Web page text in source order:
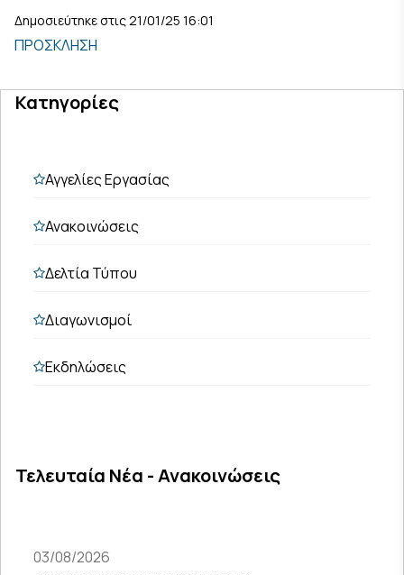
Δημοσιεύτηκε στις 21/01/25 16:01
ΠΡΟΣΚΛΗΣΗ
Κατηγορίες
Αγγελίες Εργασίας
Ανακοινώσεις
Δελτία Τύπου
Διαγωνισμοί
Εκδηλώσεις
Τελευταία Νέα - Ανακοινώσεις
03/08/2026